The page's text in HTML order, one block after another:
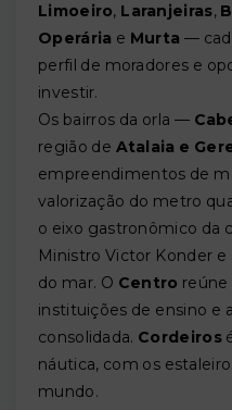
Limoeiro, Laranjeiras,
Operária e Murta —
perfil de moradores e
investir.
Os bairros da orla —
região de Atalaia e
empreendimentos de
valorização do metro
o eixo gastronômico da
Ministro Victor Konder
do mar. O Centro
instituições de ensino e
consolidada. Cordeiros
náutica, com os
mundo.